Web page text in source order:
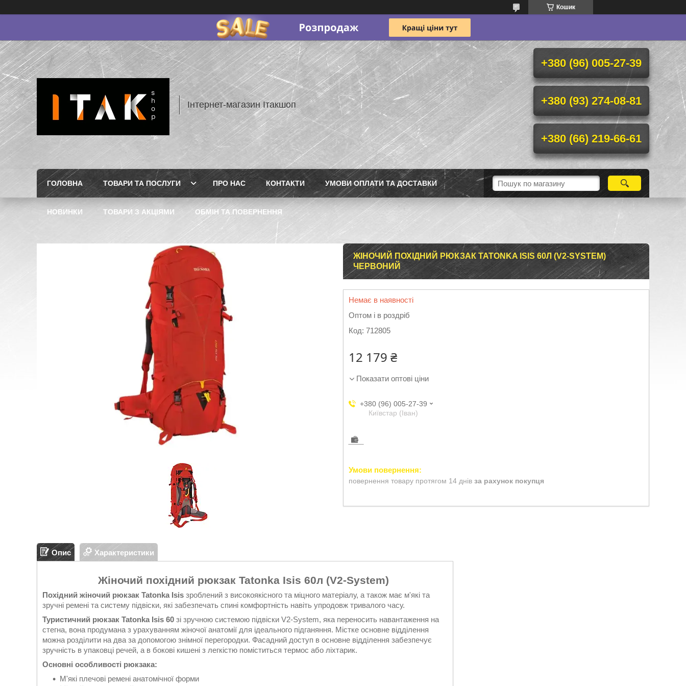
Кошик
Інтернет-магазин Ітакшоп
+380 (96) 005-27-39
+380 (93) 274-08-81
+380 (66) 219-66-61
ГОЛОВНА ТОВАРИ ТА ПОСЛУГИ ПРО НАС КОНТАКТИ УМОВИ ОПЛАТИ ТА ДОСТАВКИ
НОВИНКИ ТОВАРИ З АКЦІЯМИ ОБМІН ТА ПОВЕРНЕННЯ
ЖІНОЧИЙ ПОХІДНИЙ РЮКЗАК TATONKA ISIS 60Л (V2-SYSTEM)
ЧЕРВОНИЙ
Немає в наявності
Оптом і в роздріб
Код: 712805
12 179 ₴
Показати оптові ціни
+380 (96) 005-27-39
Київстар (Іван)
повернення товару протягом 14 днів за рахунок покупця
Опис Характеристики
Жіночий похідний рюкзак Tatonka Isis 60л (V2-System)
Похідний жіночий рюкзак Tatonka Isis зроблений з високоякісного та міцного матеріалу, а також має м'які та
зручні ремені та систему підвіски, які забезпечать спині комфортність навіть упродовж тривалого часу.
Туристичний рюкзак Tatonka Isis 60 зі зручною системою підвіски V2-System, яка переносить навантаження на
стегна, вона продумана з урахуванням жіночої анатомії для ідеального підганяння. Містке основне відділення
можна розділити на два за допомогою знімної перегородки. Фасадний доступ в основне відділення забезпечує
зручність в упаковці речей, а в бокові кишені з легкістю поміститься термос або ліхтарик.
Основні особливості рюкзака:
М'які плечові ремені анатомічної форми